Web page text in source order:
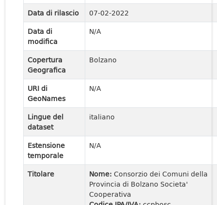
Data di rilascio
07-02-2022
Data di
modifica
N/A
Copertura
Geografica
Bolzano
URI di
GeoNames
N/A
Lingue del
dataset
italiano
Estensione
temporale
N/A
Titolare Nome: Consorzio dei Comuni della
Provincia di Bolzano Societa'
Cooperativa